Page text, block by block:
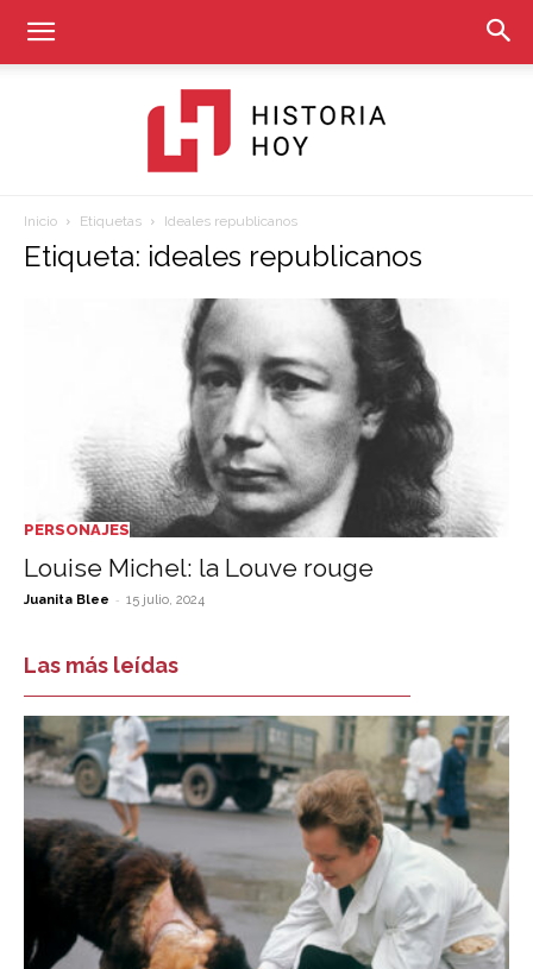
Historia
Inicio Etiquetas Ideales republicanos
Etiqueta: ideales republicanos
PERSONAJES
Louise Michel: la Louve rouge
Juanita Blee - 15 julio, 2024
Las más leídas